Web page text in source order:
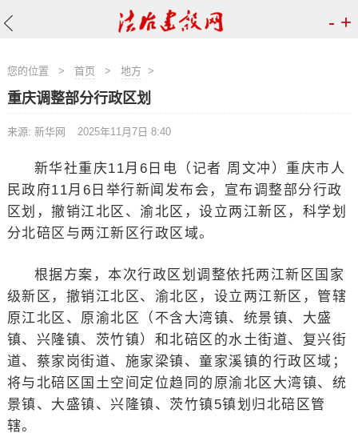
- +
您的位置 > 首页 > 地方 >
重庆调整部分行政区划
来源: 新华网 2025年11月7日 8:40
新华社重庆11月6日电（记者 周文冲）重庆市人
民政府11月6日举行新闻发布会，宣布调整部分行政
区划，撤销江北区、渝北区，设立两江新区，科学划
分北碚区与两江新区行政区域。
根据方案，本次行政区划调整依托两江新区国家
级新区，撤销江北区、渝北区，设立两江新区，管辖
原江北区、原渝北区（不含大湾镇、统景镇、大盛
镇、兴隆镇、茨竹镇）和北碚区的水土街道、复兴街
道、蔡家岗街道、施家梁镇、童家溪镇的行政区域；
将与北碚区国土空间定位趋同的原渝北区大湾镇、统
景镇、大盛镇、兴隆镇、茨竹镇5镇划归北碚区管
辖。